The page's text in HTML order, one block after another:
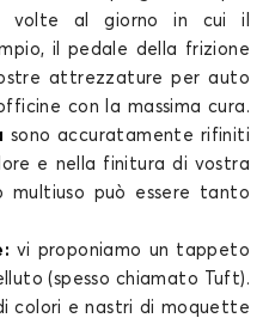
volte al giorno in cui il
il pedale della frizione
attrezzature per auto
con la massima cura.
sono accuratamente rifiniti
e nella finitura di vostra
multiuso può essere tanto
vi proponiamo un tappeto
(spesso chiamato Tuft).
colori e nastri di moquette